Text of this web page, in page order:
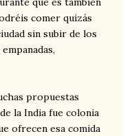
comer quizás
sin subir de los
propuestas
la India fue colonia
ofrecen esa comida